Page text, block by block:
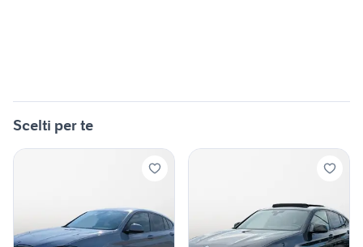
Scelti per te